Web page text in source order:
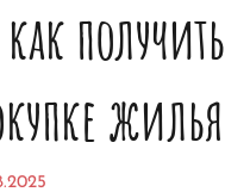
получить
жилья